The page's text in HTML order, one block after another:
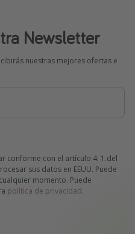
Newsletter
nuestras mejores ofertas e
conforme con el artículo 4. 1.del
sus datos en EEUU. Puede
momento. Puede
política de privacidad.